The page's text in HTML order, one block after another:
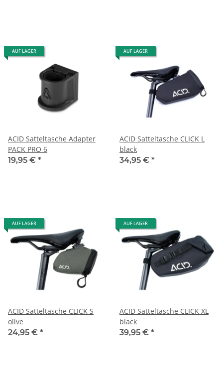
AUF LAGER
ACID Satteltasche Adapter
PACK PRO 6
19,95 € *
AUF LAGER
ACID Satteltasche CLICK L
black
34,95 € *
AUF LAGER
ACID Satteltasche CLICK S
olive
24,95 € *
AUF LAGER
ACID Satteltasche CLICK XL
black
39,95 € *